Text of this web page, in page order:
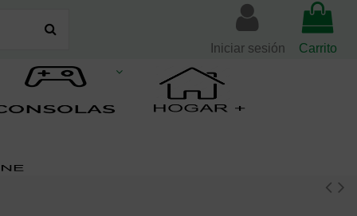
Iniciar sesión Carrito